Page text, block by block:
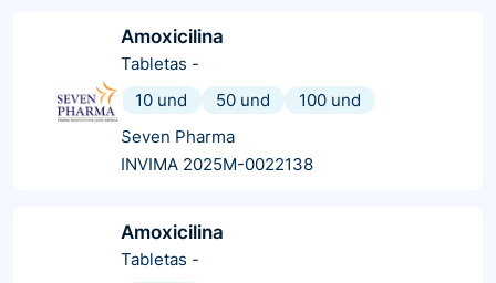
Amoxicilina
Tabletas -
10 und
50 und
100 und
Seven Pharma
INVIMA 2025M-0022138
Amoxicilina
Tabletas -